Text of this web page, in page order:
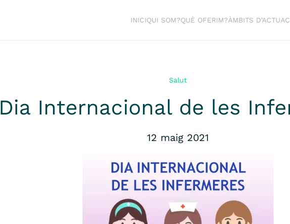
INICIQUI SOM?QUÈ OFERIM?ÀMBITS
Salut
Dia Internacional de les
12 maig 2021